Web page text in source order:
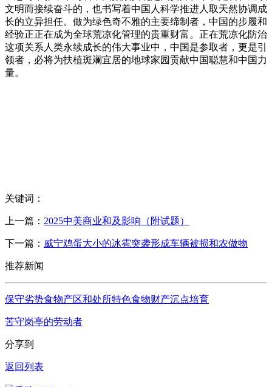
文明而接续奋斗的，也书写着中国人科学推进人取天然协调成
长的立异担任。做为绿色奇不雅的主要缔制者，中国的步履和
经验正正在成为全球荒凉化管理的贵重财富。正在荒凉化防治
这项关系人类永续成长的伟大事业中，中国是参取者，更是引
领者，必将为扶植斑斓宜居的地球家园贡献中国聪慧和中国力
量。
关键词：
上一篇： 2025中美商业和及影响（附试题）
下一篇： 威宁鸡蛋大小的冰雹突袭形成车辆被损和农做物
推荐新闻
保守劣势食物产区和处所特色食物财产沉点培育
苦守岗亭的劳动者
分享到
返回列表